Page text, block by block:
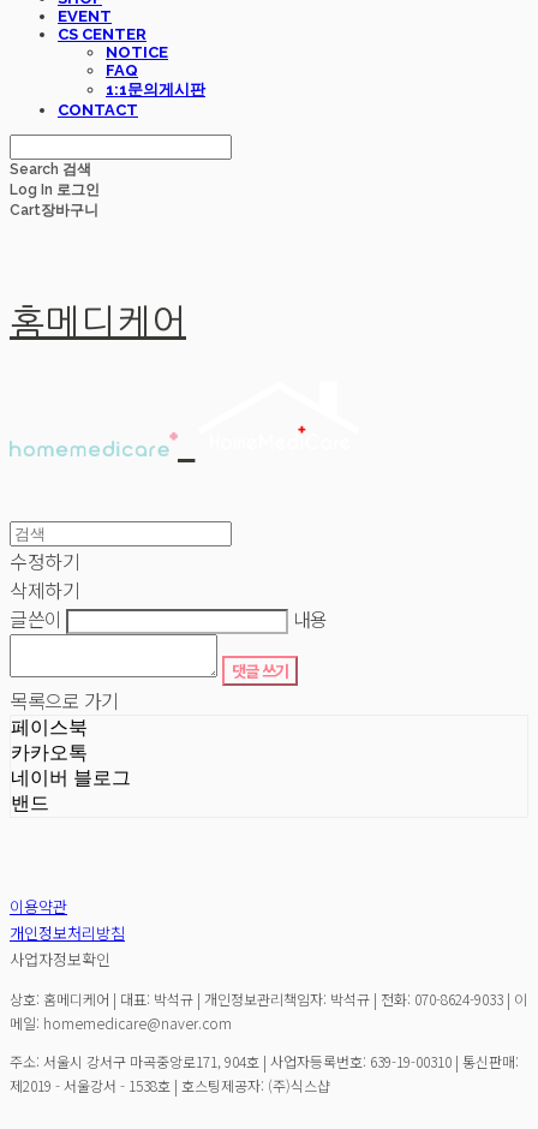
EVENT
CS CENTER
NOTICE
FAQ
1:1문의게시판
CONTACT
Search 검색
Log In 로그인
Cart장바구니
홈메디케어
수정하기
삭제하기
글쓴이
내용
댓글 쓰기
목록으로 가기
페이스북
카카오톡
네이버 블로그
밴드
이용약관
개인정보처리방침
사업자정보확인
상호: 홈메디케어 | 대표: 박석규 | 개인정보관리책임자: 박석규 | 전화: 070-8624-9033 | 이
메일: homemedicare@naver.com
주소: 서울시 강서구 마곡중앙로171, 904호 | 사업자등록번호: 639-19-00310 | 통신판매:
제2019 - 서울강서 - 1538호 | 호스팅제공자: (주)식스샵